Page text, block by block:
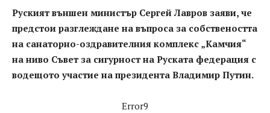
Руският външен министър Сергей Лавров заяви, че
предстои разглеждане на въпроса за собствеността
на санаторно-оздравителния комплекс „Камчия“
на ниво Съвет за сигурност на Руската федерация с
водещото участие на президента Владимир Путин.
Error9